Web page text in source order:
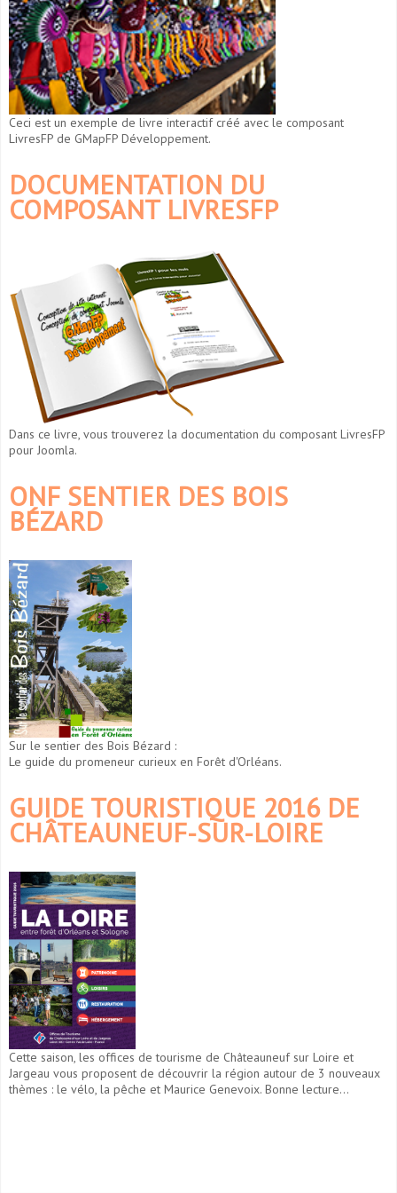
Ceci est un exemple de livre interactif créé avec le composant
LivresFP de GMapFP Développement.
DOCUMENTATION DU
COMPOSANT LIVRESFP
Dans ce livre, vous trouverez la documentation du composant LivresFP
pour Joomla.
ONF SENTIER DES BOIS
BÉZARD
Sur le sentier des Bois Bézard :
Le guide du promeneur curieux en Forêt d'Orléans.
GUIDE TOURISTIQUE 2016 DE
CHÂTEAUNEUF-SUR-LOIRE
Cette saison, les offices de tourisme de Châteauneuf sur Loire et
Jargeau vous proposent de découvrir la région autour de 3 nouveaux
thèmes : le vélo, la pêche et Maurice Genevoix. Bonne lecture...